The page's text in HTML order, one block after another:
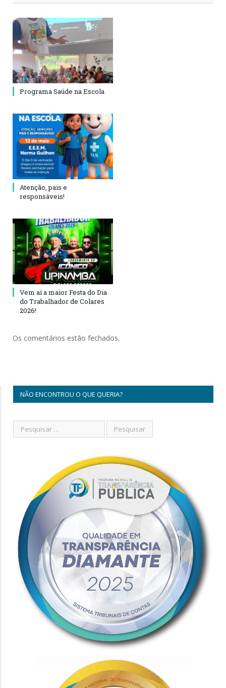
Programa Saúde na Escola
Atenção, pais e
responsáveis!
Vem aí a maior Festa do Dia
do Trabalhador de Colares
2026!
Os comentários estão fechados.
NÃO ENCONTROU O QUE QUERIA?